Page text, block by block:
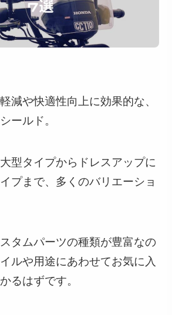
減や快適性向上に効果的な、
ールド。
型タイプからドレスアップに
プまで、多くのバリエーショ
タムパーツの種類が豊富なの
ルや用途にあわせてお気に入
るはずです。